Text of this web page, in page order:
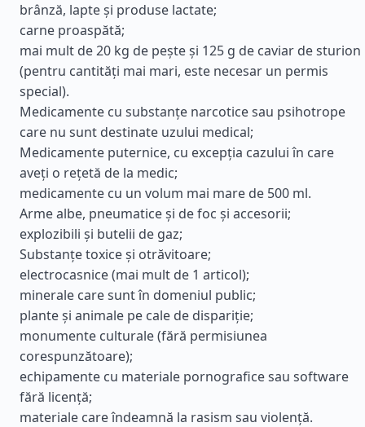
brânză, lapte și produse lactate;
carne proaspătă;
mai mult de 20 kg de pește și 125 g de caviar de sturion
(pentru cantități mai mari, este necesar un permis
special).
Medicamente cu substanțe narcotice sau psihotrope
care nu sunt destinate uzului medical;
Medicamente puternice, cu excepția cazului în care
aveți o rețetă de la medic;
medicamente cu un volum mai mare de 500 ml.
Arme albe, pneumatice și de foc și accesorii;
explozibili și butelii de gaz;
Substanțe toxice și otrăvitoare;
electrocasnice (mai mult de 1 articol);
minerale care sunt în domeniul public;
plante și animale pe cale de dispariție;
monumente culturale (fără permisiunea
corespunzătoare);
echipamente cu materiale pornografice sau software
fără licență;
materiale care îndeamnă la rasism sau violență.